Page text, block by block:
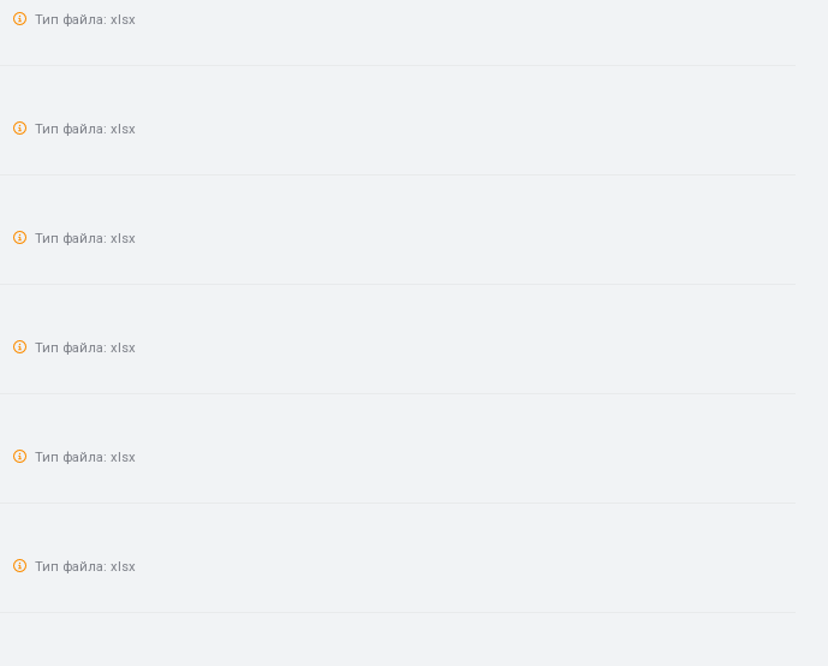
Тип файла: xlsx
Тип файла: xlsx
Тип файла: xlsx
Тип файла: xlsx
Тип файла: xlsx
Тип файла: xlsx